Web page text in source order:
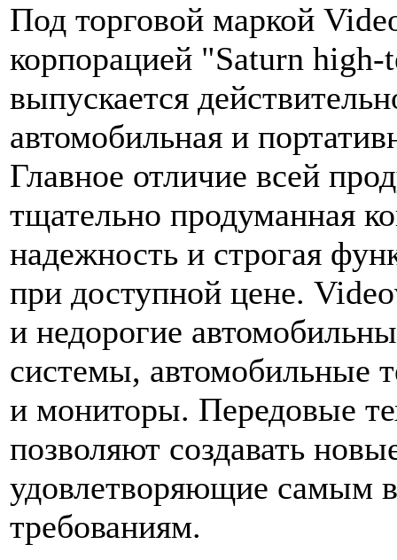
Под торговой маркой
корпорацией "Saturn
выпускается
автомобильная и
Главное отличие всей
тщательно продуманная
надежность и строгая
при доступной цене.
и недорогие
системы, автомобильные
и мониторы. Передовые
позволяют создавать
удовлетворяющие самым
требованиям.